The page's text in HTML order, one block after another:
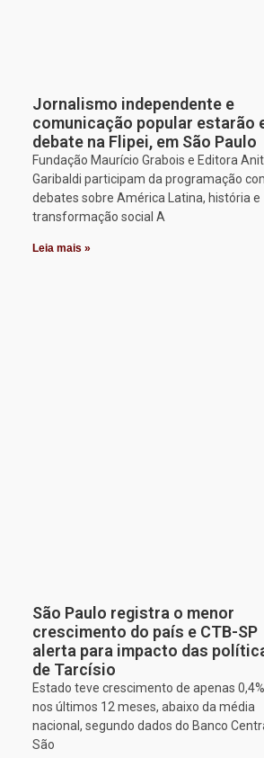
Jornalismo independente e
comunicação popular estarão
debate na Flipei, em São Paulo
Fundação Maurício Grabois e Editora
Garibaldi participam da programação
debates sobre América Latina, história e
transformação social A
Leia mais »
São Paulo registra o menor
crescimento do país e CTB-SP
alerta para impacto das
de Tarcísio
Estado teve crescimento de apenas 0,4%
nos últimos 12 meses, abaixo da média
nacional, segundo dados do Banco
São